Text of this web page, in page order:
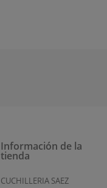
Información de la
tienda
CUCHILLERIA SAEZ